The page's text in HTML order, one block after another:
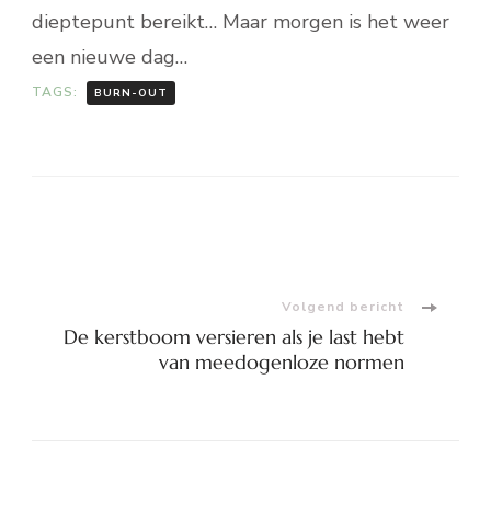
dieptepunt bereikt… Maar morgen is het weer
een nieuwe dag…
TAGS: BURN-OUT
navigatie
Volgend bericht
De kerstboom versieren als je last hebt
van meedogenloze normen